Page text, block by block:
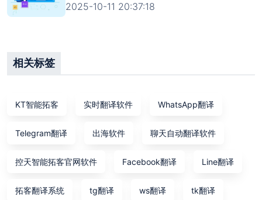
2025-10-11 20:37:18
相关标签
KT智能拓客 实时翻译软件 WhatsApp翻译
Telegram翻译 出海软件 聊天自动翻译软件
控天智能拓客官网软件 Facebook翻译 Line翻译
拓客翻译系统 tg翻译 ws翻译 tk翻译